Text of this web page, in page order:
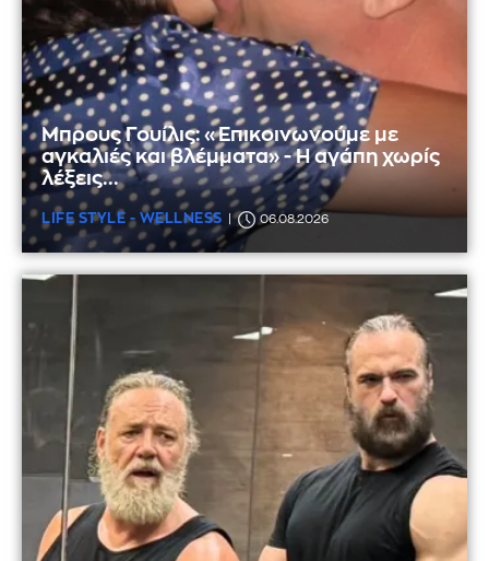
Μπρους Γουίλις: «Επικοινωνούμε με
αγκαλιές και βλέμματα» - Η αγάπη χωρίς
λέξεις...
LIFE STYLE - WELLNESS 06.08.2026